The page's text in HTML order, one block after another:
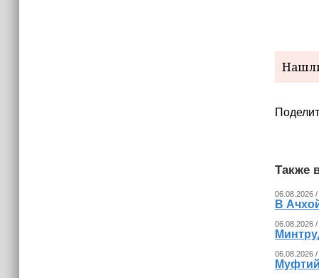
Также
06.08.2026
В
06.08.2026
06.08.2026 /